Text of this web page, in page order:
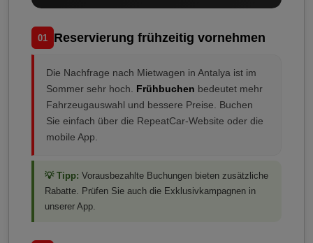
01 Reservierung frühzeitig vornehmen
Die Nachfrage nach Mietwagen in Antalya ist im
Sommer sehr hoch. Frühbuchen bedeutet mehr
Fahrzeugauswahl und bessere Preise. Buchen
Sie einfach über die RepeatCar-Website oder die
mobile App.
💡 Tipp: Vorausbezahlte Buchungen bieten zusätzliche
Rabatte. Prüfen Sie auch die Exklusivkampagnen in
unserer App.